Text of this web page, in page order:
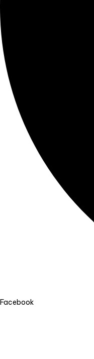
Facebook